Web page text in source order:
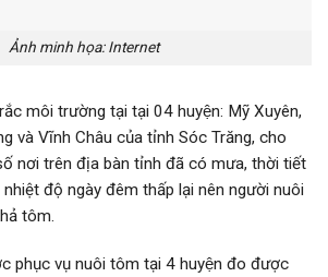
Ảnh minh họa: Internet
môi trường tại tại 04 huyện: Mỹ Xuyên,
và Vĩnh Châu của tỉnh Sóc Trăng, cho
nơi trên địa bàn tỉnh đã có mưa, thời tiết
độ ngày đêm thấp lại nên người nuôi
tôm.
phục vụ nuôi tôm tại 4 huyện đo được